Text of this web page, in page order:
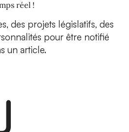
réel !
des projets législatifs, des
pour être notifié
un article.